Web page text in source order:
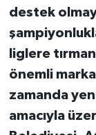
destek
liglere
önemli
zamanda
amacıyla